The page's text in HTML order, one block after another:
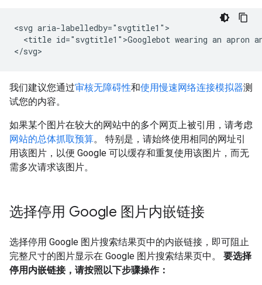
<svg aria-labelledby="svgtitle1">
<title id="svgtitle1">Googlebot wearing an apron
</svg>
我们建议您通过审核无障碍性和使用慢速网络连接模拟器测
试您的内容。
如果某个图片在较大的网站中的多个网页上被引用，请考虑
网站的总体抓取预算。 特别是，请始终使用相同的网址引
用该图片，以便 Google 可以缓存和重复使用该图片，而无
需多次请求该图片。
选择停用 Google 图片内嵌链接
选择停用 Google 图片搜索结果页中的内嵌链接，即可阻止
完整尺寸的图片显示在 Google 图片搜索结果页中。 要选择
停用内嵌链接，请按照以下步骤操作：